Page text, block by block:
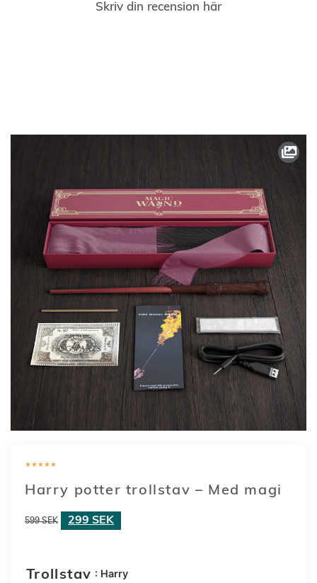
Skriv din recension här
★★★★★
Harry potter trollstav – Med magi
599SEK 299 SEK
Trollstav : Harry